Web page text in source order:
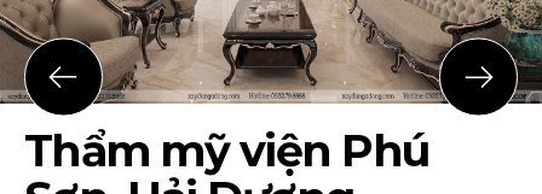
giới
Họ tên *
Thẩm mỹ viện Phú